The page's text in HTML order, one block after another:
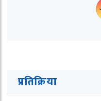
प्रतिक्रिया